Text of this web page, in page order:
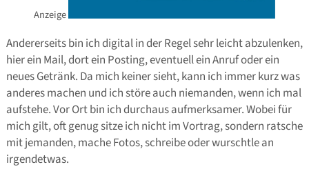
Anzeige
Andererseits bin ich digital in der Regel sehr leicht abzulenken,
hier ein Mail, dort ein Posting, eventuell ein Anruf oder ein
neues Getränk. Da mich keiner sieht, kann ich immer kurz was
anderes machen und ich störe auch niemanden, wenn ich mal
aufstehe. Vor Ort bin ich durchaus aufmerksamer. Wobei für
mich gilt, oft genug sitze ich nicht im Vortrag, sondern ratsche
mit jemanden, mache Fotos, schreibe oder wurschtle an
irgendetwas.